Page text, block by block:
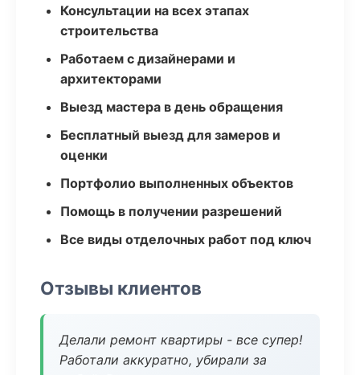
Консультации на всех этапах
строительства
Работаем с дизайнерами и
архитекторами
Выезд мастера в день обращения
Бесплатный выезд для замеров и
оценки
Портфолио выполненных объектов
Помощь в получении разрешений
Все виды отделочных работ под ключ
Отзывы клиентов
Делали ремонт квартиры - все супер!
Работали аккуратно, убирали за